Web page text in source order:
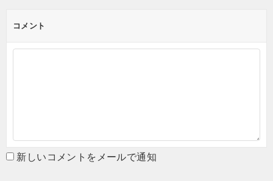
コメント
新しいコメントをメールで通知